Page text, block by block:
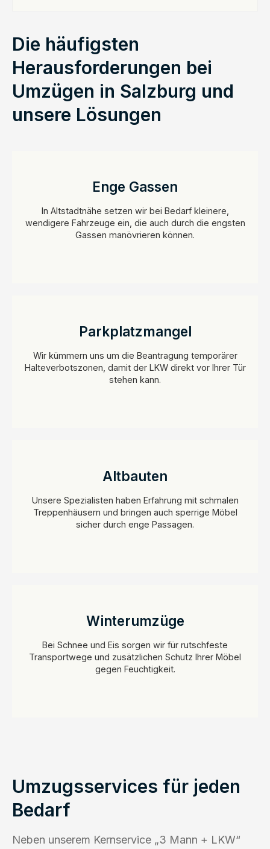
Die häufigsten
Herausforderungen bei
Umzügen in Salzburg und
unsere Lösungen
Enge Gassen
In Altstadtnähe setzen wir bei Bedarf kleinere,
wendigere Fahrzeuge ein, die auch durch die engsten
Gassen manövrieren können.
Parkplatzmangel
Wir kümmern uns um die Beantragung temporärer
Halteverbotszonen, damit der LKW direkt vor Ihrer Tür
stehen kann.
Altbauten
Unsere Spezialisten haben Erfahrung mit schmalen
Treppenhäusern und bringen auch sperrige Möbel
sicher durch enge Passagen.
Winterumzüge
Bei Schnee und Eis sorgen wir für rutschfeste
Transportwege und zusätzlichen Schutz Ihrer Möbel
gegen Feuchtigkeit.
Umzugsservices für jeden
Bedarf
Neben unserem Kernservice „3 Mann + LKW“